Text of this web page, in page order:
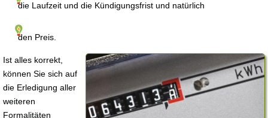
die Laufzeit und die Kündigungsfrist und natürlich
den Preis.
Ist alles korrekt,
können Sie sich auf
die Erledigung aller
weiteren
Formalitäten